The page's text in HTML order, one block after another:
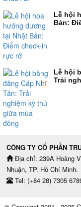
Lễ hội
Bản:
Lễ hội
Trải
CÔNG TY CỔ PHẦN
Địa chỉ: 239A Hoàng
Nhuận, TP. Hồ Chí Minh.
Tel: (+84 28) 7305